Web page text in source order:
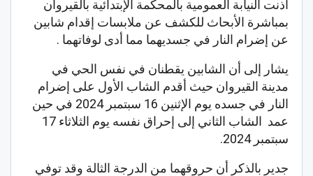
أذنت النيابة العمومية بالمحكمة الإبتدائية بالقيروان
بمباشرة الأبحاث للكشف عن ملابسات إقدام شابين
عن إضرام النار في جسديهما مما أدى لوفاتهما .
يشار إلى أن الشابين يقطنان في نفس الحي في
مدينة القيروان حيث أقدم الشاب الأول على إضرام
النار في جسده يوم الإثنين 16 سبتمبر 2024 في حين
عمد الشاب الثاني إلى إحراق نفسه يوم الثلاثاء 17
سبتمبر 2024.
جدير بالذكر أن حروقهما من الدرجة الثالة وقد توفي